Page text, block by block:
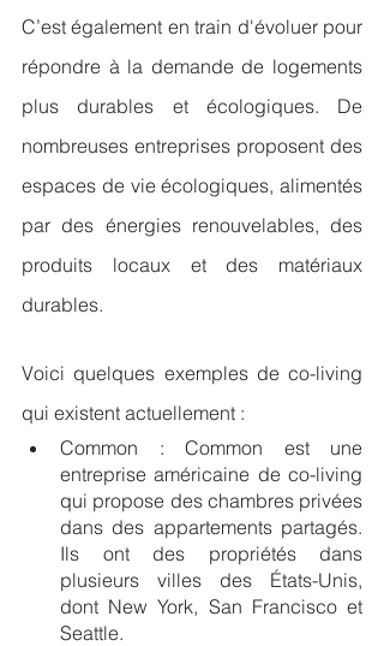
C’est également en train d'évoluer pour
répondre à la demande de logements
plus durables et écologiques. De
nombreuses entreprises proposent des
espaces de vie écologiques, alimentés
par des énergies renouvelables, des
produits locaux et des matériaux
durables.
Voici quelques exemples de co-living
qui existent actuellement :
Common : Common est une
entreprise américaine de co-living
qui propose des chambres privées
dans des appartements partagés.
Ils ont des propriétés dans
plusieurs villes des États-Unis,
dont New York, San Francisco et
Seattle.